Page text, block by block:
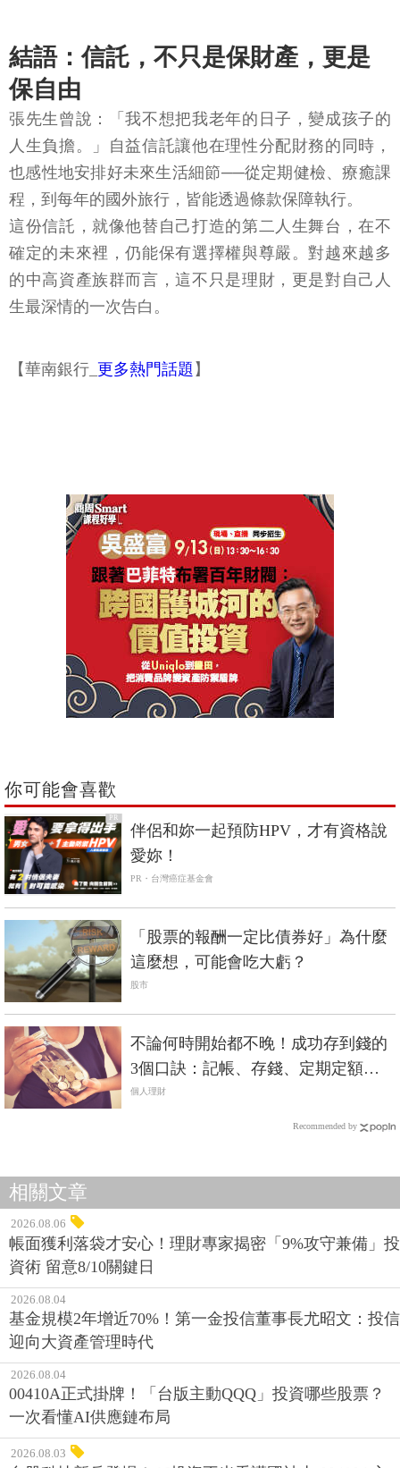
結語：信託，不只是保財產，更是
保自由
張先生曾說：「我不想把我老年的日子，變成孩子的
人生負擔。」自益信託讓他在理性分配財務的同時，
也感性地安排好未來生活細節──從定期健檢、療癒課
程，到每年的國外旅行，皆能透過條款保障執行。
這份信託，就像他替自己打造的第二人生舞台，在不
確定的未來裡，仍能保有選擇權與尊嚴。對越來越多
的中高資產族群而言，這不只是理財，更是對自己人
生最深情的一次告白。
【華南銀行_ 更多熱門話題 】
你可能會喜歡
PR
伴侶和妳一起預防HPV，才有資格說
愛妳！
PR・台灣癌症基金會
「股票的報酬一定比債券好」為什麼
這麼想，可能會吃大虧？
股市
不論何時開始都不晚！成功存到錢的
3個口訣：記帳、存錢、定期定額買
ETF
個人理財
Recommended by
相關文章
2026.08.06
帳面獲利落袋才安心！理財專家揭密「9%攻守兼備」投
資術 留意8/10關鍵日
2026.08.04
基金規模2年增近70%！第一金投信董事長尤昭文：投信
迎向大資產管理時代
2026.08.04
00410A正式掛牌！「台版主動QQQ」投資哪些股票？
一次看懂AI供應鏈布局
2026.08.03